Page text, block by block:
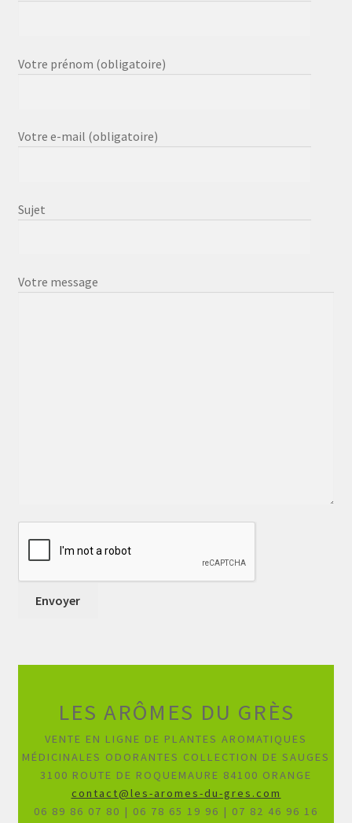
Votre prénom (obligatoire)
Votre e-mail (obligatoire)
Sujet
Votre message
LES ARÔMES DU GRÈS
VENTE EN LIGNE DE PLANTES AROMATIQUES
MÉDICINALES ODORANTES COLLECTION DE SAUGES
3100 ROUTE DE ROQUEMAURE 84100 ORANGE
contact@les-aromes-du-gres.com
06 89 86 07 80 | 06 78 65 19 96 | 07 82 46 96 16